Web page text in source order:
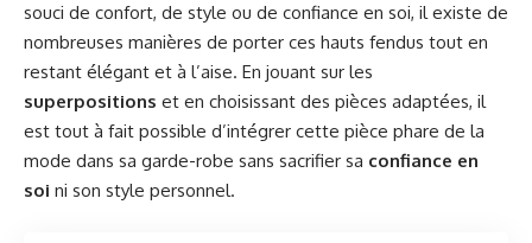
souci de confort, de style ou de confiance en soi, il existe de
nombreuses manières de porter ces hauts fendus tout en
restant élégant et à l’aise. En jouant sur les
superpositions et en choisissant des pièces adaptées, il
est tout à fait possible d’intégrer cette pièce phare de la
mode dans sa garde-robe sans sacrifier sa confiance en
soi ni son style personnel.